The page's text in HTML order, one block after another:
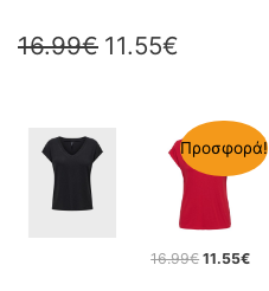
16.99€ 11.55€
Προσφορά!
16.99€ 11.55€